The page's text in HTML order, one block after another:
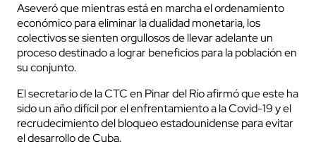
Aseveró que mientras está en marcha el ordenamiento
económico para eliminar la dualidad monetaria, los
colectivos se sienten orgullosos de llevar adelante un
proceso destinado a lograr beneficios para la población en
su conjunto.
El secretario de la CTC en Pinar del Río afirmó que este ha
sido un año difícil por el enfrentamiento a la Covid-19 y el
recrudecimiento del bloqueo estadounidense para evitar
el desarrollo de Cuba.